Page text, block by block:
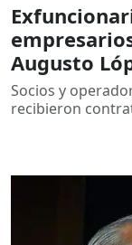
Augusto
Socios y
recibieron